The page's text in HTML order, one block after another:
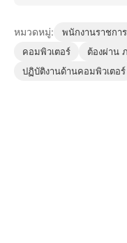
หมวดหมู่: พนักงานราชกา
คอมพิวเตอร์
ต้องผ่าน
ปฏิบัติงานด้านคอมพิวเตอร์